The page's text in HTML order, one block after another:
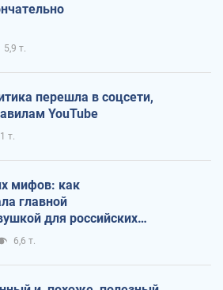
5,9 т.
перешла в соцсети,
YouTube
т.
мифов: как
главной
для российских
6,6 т.